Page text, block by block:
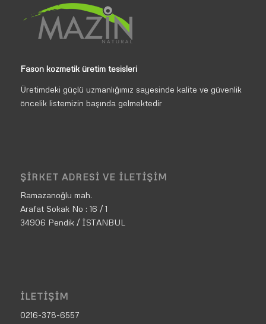
Fason kozmetik üretim tesisleri
Üretimdeki güçlü uzmanlığımız sayesinde kalite ve güvenlik
öncelik listemizin başında gelmektedir
ŞIRKET ADRESI VE İLETIŞIM
Ramazanoğlu mah.
Arafat Sokak No : 16 / 1
34906 Pendik / İSTANBUL
İLETIŞIM
0216-378-6557